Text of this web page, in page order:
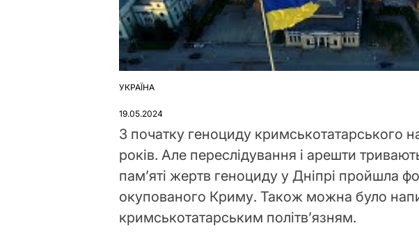
ОПУБЛІКУВАТИ
УКРАЇНА
19.05.2024
З початку геноциду кримськотатарського
років. Але переслідування і арешти
пам’яті жертв геноциду у Дніпрі пройшла
окупованого Криму. Також можна було
кримськотатарським політв’язням.